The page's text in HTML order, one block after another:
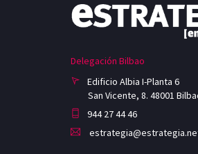
Delegación Bilbao
Edificio Albia I-Planta 6
San Vicente, 8. 48001
944 27 44 46